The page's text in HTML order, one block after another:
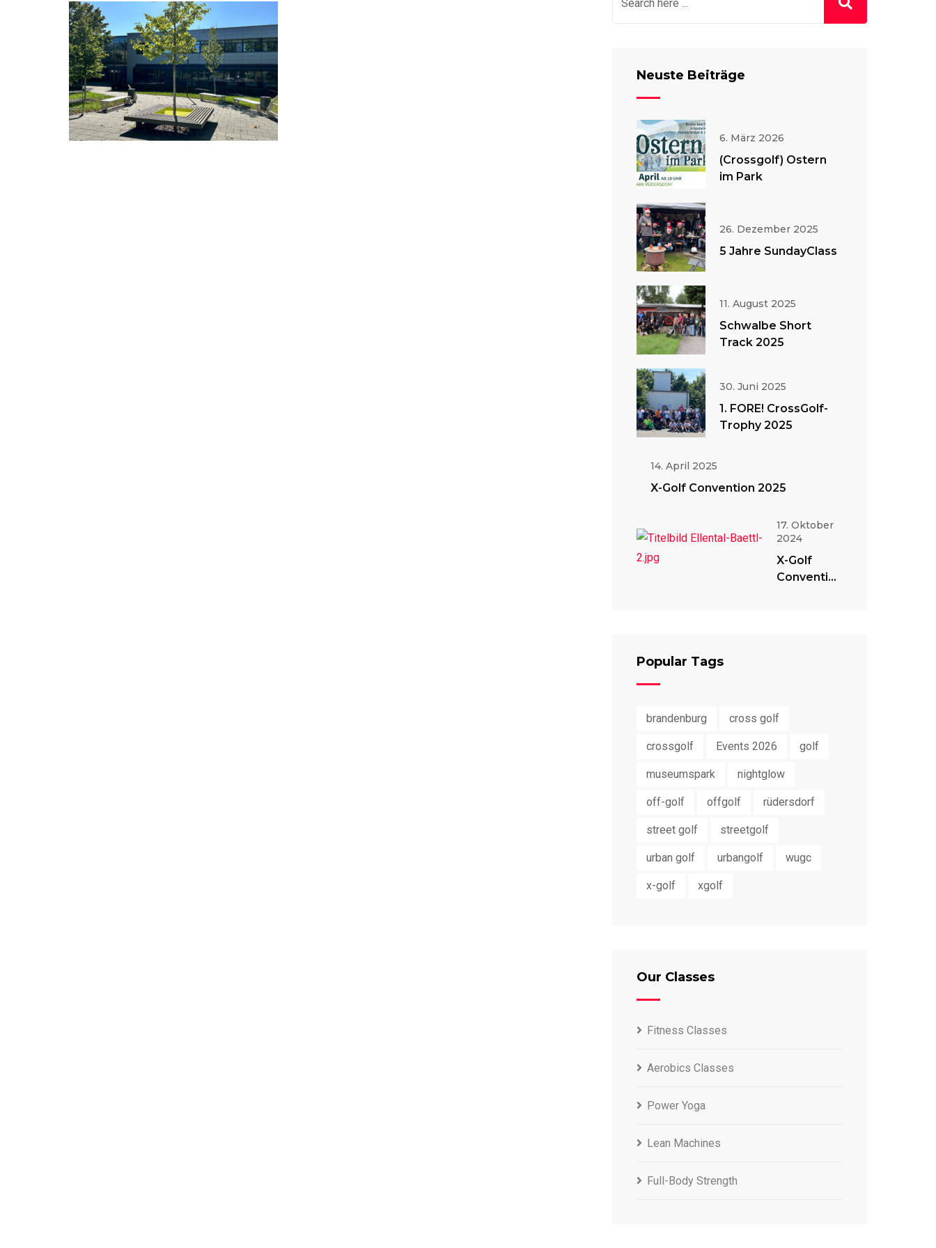
Neuste Beiträge
6. März 2026
(Crossgolf) Ostern
im Park
26. Dezember 2025
5 Jahre SundayClass
11. August 2025
Schwalbe Short
Track 2025
30. Juni 2025
1. FORE! CrossGolf-
Trophy 2025
14. April 2025
X-Golf Convention 2025
17. Oktober
2024
X-Golf
Convention
Popular Tags
brandenburg cross golf
crossgolf Events 2026 golf
museumspark nightglow
off-golf offgolf rüdersdorf
street golf streetgolf
urban golf urbangolf wugc
x-golf xgolf
Our Classes
Fitness Classes
Aerobics Classes
Power Yoga
Lean Machines
Full-Body Strength